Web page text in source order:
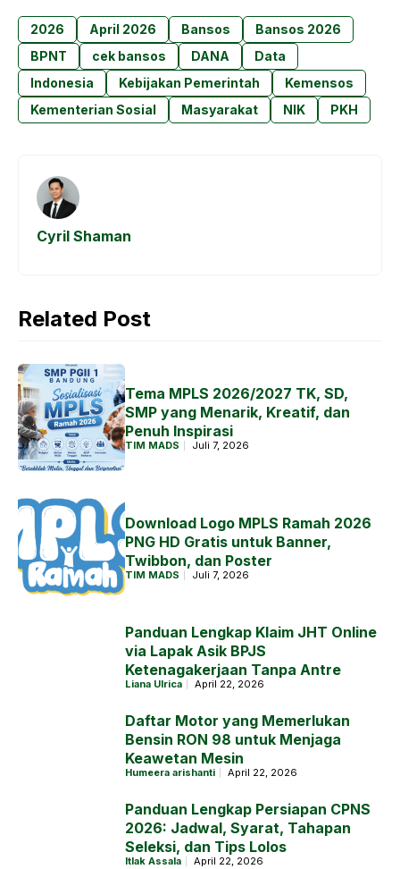
c
e
b
o
a
t
s
A
p
s
s
e
n
e
g
r
a
2026 April 2026 Bansos
Bansos 2026
BPNT
cek bansos DANA
Data
Indonesia
Kebijakan Pemerintah
Kemensos
Kementerian Sosial
Masyarakat NIK PKH
Cyril Shaman
Related Post
Tema MPLS 2026/2027 TK, SD,
SMP yang Menarik, Kreatif, dan
Penuh Inspirasi
TIM MADS Juli 7, 2026
Download Logo MPLS Ramah 2026
PNG HD Gratis untuk Banner,
Twibbon, dan Poster
TIM MADS Juli 7, 2026
Panduan Lengkap Klaim JHT Online
via Lapak Asik BPJS
Ketenagakerjaan Tanpa Antre
Liana Ulrica April 22, 2026
Daftar Motor yang Memerlukan
Bensin RON 98 untuk Menjaga
Keawetan Mesin
Humeera arishanti April 22, 2026
Panduan Lengkap Persiapan CPNS
2026: Jadwal, Syarat, Tahapan
Seleksi, dan Tips Lolos
Itlak Assala April 22, 2026